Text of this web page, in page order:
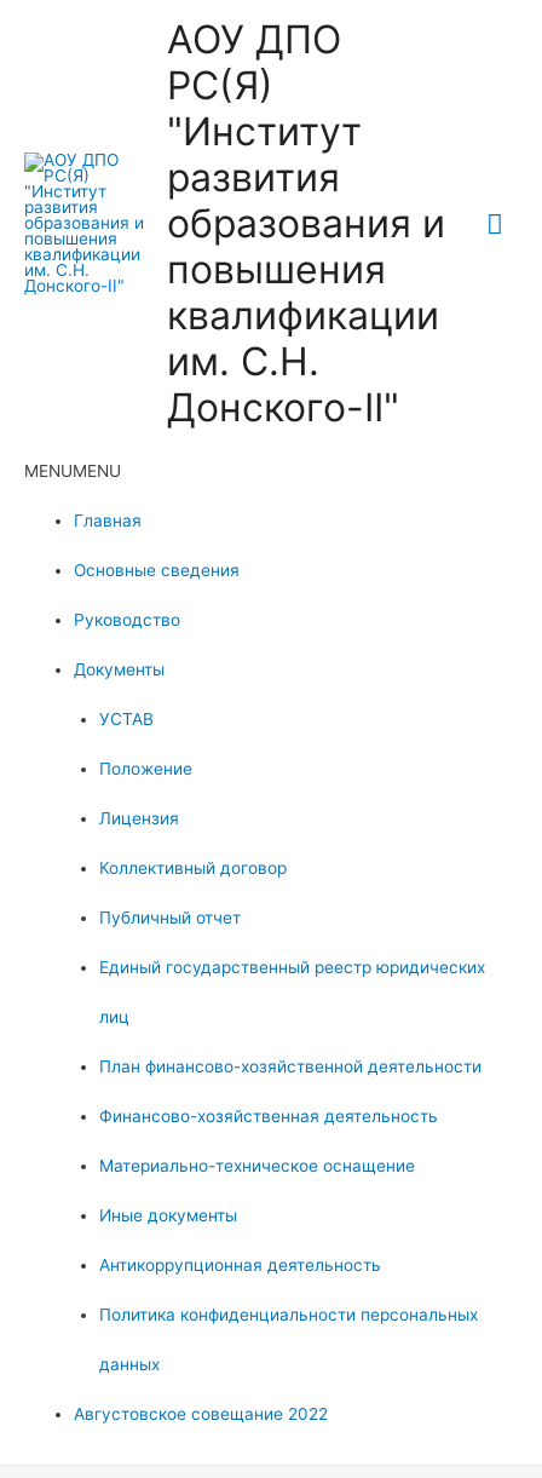
АОУ ДПО
РС(Я)
"Институт
развития
образования и
повышения
квалификации
им. С.Н.
Донского-II"
MENUMENU
Главная
Основные сведения
Руководство
Документы
УСТАВ
Положение
Лицензия
Коллективный договор
Публичный отчет
Единый государственный реестр юридических
лиц
План финансово-хозяйственной деятельности
Финансово-хозяйственная деятельность
Материально-техническое оснащение
Иные документы
Антикоррупционная деятельность
Политика конфиденциальности персональных
данных
Августовское совещание 2022